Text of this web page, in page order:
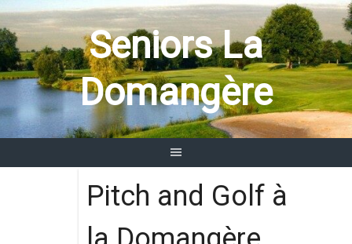
Aller
au
contenu
Seniors La
Domangère
Pitch and Golf à